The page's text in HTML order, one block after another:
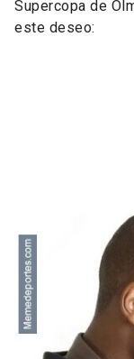
Supercopa de
este deseo: